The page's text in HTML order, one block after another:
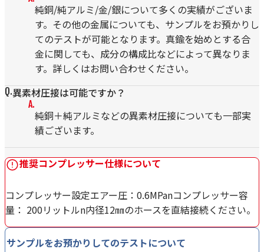
純銅/純アルミ/金/銀について多くの実績がございま
す。その他の金属についても、サンプルをお預かりし
てのテストが可能となります。真鍮を始めとする合
金に関しても、成分の構成比などによって異なりま
す。詳しくはお問い合わせください。
異素材圧接は可能ですか？
純銅＋純アルミなどの異素材圧接についても一部実
績ございます。
推奨コンプレッサー仕様について
コンプレッサー設定エアー圧：0.6MPanコンプレッサー容
量： 200リットルn内径12㎜のホースを直結接続ください。
サンプルをお預かりしてのテストについて